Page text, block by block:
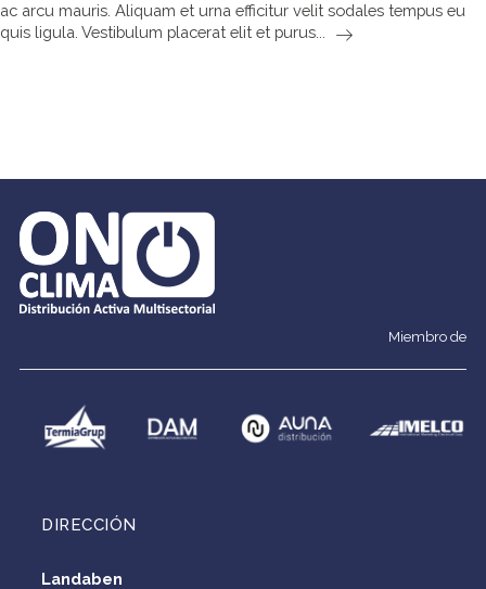
ac arcu mauris. Aliquam et urna efficitur velit sodales tempus eu
quis ligula. Vestibulum placerat elit et purus...
Samura
Miembro de
DIRECCIÓN
Landaben